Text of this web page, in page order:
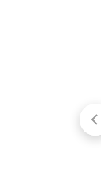
제주렌트카